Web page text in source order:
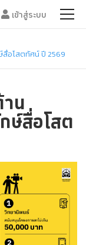
เข้าสู่ระบบ
อโสตทัศน์ ปี 2569
น
ษ์สื่อโสต